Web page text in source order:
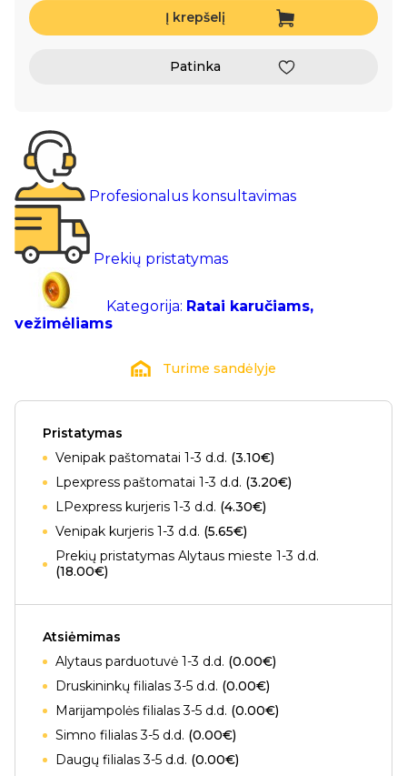
Į krepšelį
Patinka
Profesionalus konsultavimas
Prekių pristatymas
Kategorija: Ratai karučiams,
vežimėliams
Turime sandėlyje
Pristatymas
Venipak paštomatai 1-3 d.d. (3.10€)
Lpexpress paštomatai 1-3 d.d. (3.20€)
LPexpress kurjeris 1-3 d.d. (4.30€)
Venipak kurjeris 1-3 d.d. (5.65€)
Prekių pristatymas Alytaus mieste 1-3 d.d.
(18.00€)
Atsiėmimas
Alytaus parduotuvė 1-3 d.d. (0.00€)
Druskininkų filialas 3-5 d.d. (0.00€)
Marijampolės filialas 3-5 d.d. (0.00€)
Simno filialas 3-5 d.d. (0.00€)
Daugų filialas 3-5 d.d. (0.00€)